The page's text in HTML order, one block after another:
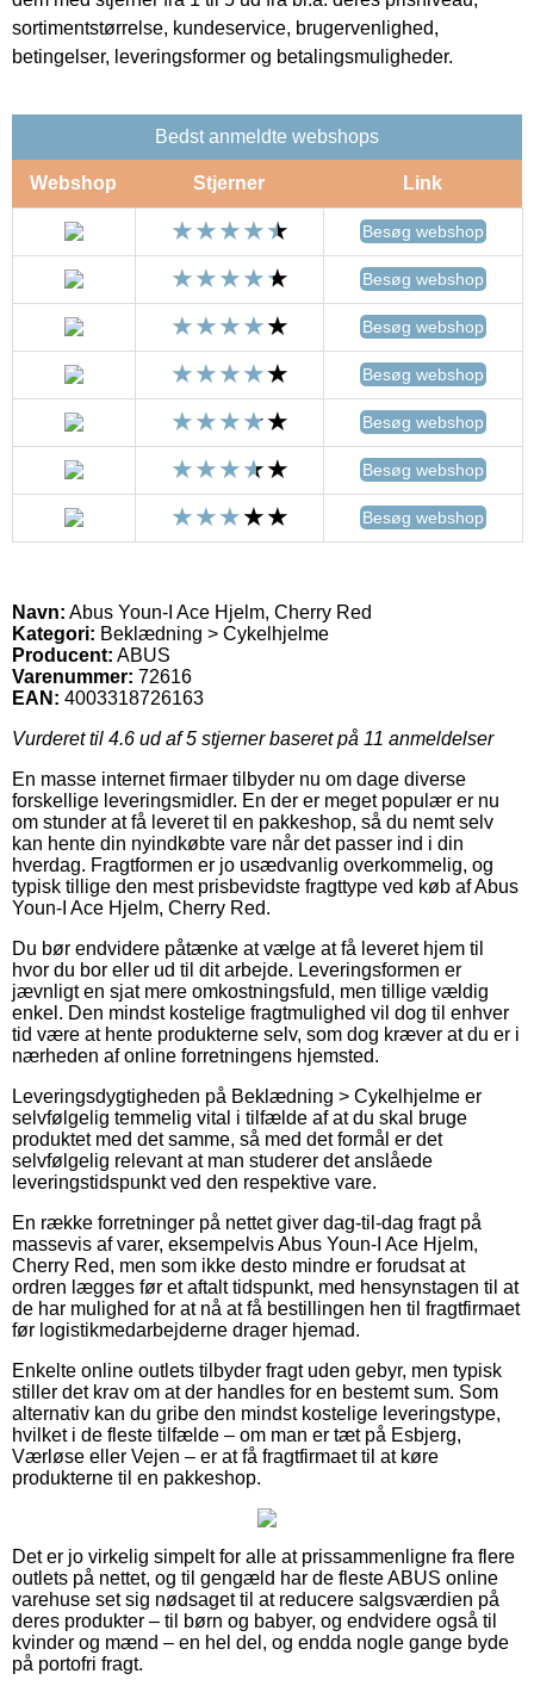
sortimentstørrelse, kundeservice, brugervenlighed,
betingelser, leveringsformer og betalingsmuligheder.
Bedst anmeldte webshops
Webshop Stjerner Link
Besøg webshop
Besøg webshop
Besøg webshop
Besøg webshop
Besøg webshop
Besøg webshop
Besøg webshop
Navn: Abus Youn-I Ace Hjelm, Cherry Red
Kategori: Beklædning > Cykelhjelme
Producent: ABUS
Varenummer: 72616
EAN: 4003318726163
Vurderet til 4.6 ud af 5 stjerner baseret på 11 anmeldelser
En masse internet firmaer tilbyder nu om dage diverse
forskellige leveringsmidler. En der er meget populær er nu
om stunder at få leveret til en pakkeshop, så du nemt selv
kan hente din nyindkøbte vare når det passer ind i din
hverdag. Fragtformen er jo usædvanlig overkommelig, og
typisk tillige den mest prisbevidste fragttype ved køb af Abus
Youn-I Ace Hjelm, Cherry Red.
Du bør endvidere påtænke at vælge at få leveret hjem til
hvor du bor eller ud til dit arbejde. Leveringsformen er
jævnligt en sjat mere omkostningsfuld, men tillige vældig
enkel. Den mindst kostelige fragtmulighed vil dog til enhver
tid være at hente produkterne selv, som dog kræver at du er i
nærheden af online forretningens hjemsted.
Leveringsdygtigheden på Beklædning > Cykelhjelme er
selvfølgelig temmelig vital i tilfælde af at du skal bruge
produktet med det samme, så med det formål er det
selvfølgelig relevant at man studerer det anslåede
leveringstidspunkt ved den respektive vare.
En række forretninger på nettet giver dag-til-dag fragt på
massevis af varer, eksempelvis Abus Youn-I Ace Hjelm,
Cherry Red, men som ikke desto mindre er forudsat at
ordren lægges før et aftalt tidspunkt, med hensynstagen til at
de har mulighed for at nå at få bestillingen hen til fragtfirmaet
før logistikmedarbejderne drager hjemad.
Enkelte online outlets tilbyder fragt uden gebyr, men typisk
stiller det krav om at der handles for en bestemt sum. Som
alternativ kan du gribe den mindst kostelige leveringstype,
hvilket i de fleste tilfælde – om man er tæt på Esbjerg,
Værløse eller Vejen – er at få fragtfirmaet til at køre
produkterne til en pakkeshop.
Det er jo virkelig simpelt for alle at prissammenligne fra flere
outlets på nettet, og til gengæld har de fleste ABUS online
varehuse set sig nødsaget til at reducere salgsværdien på
deres produkter – til børn og babyer, og endvidere også til
kvinder og mænd – en hel del, og endda nogle gange byde
på portofri fragt.